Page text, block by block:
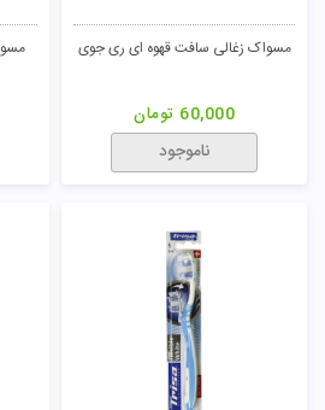
مسواک زغالی سافت قهوه ای ری جوی
60,000 تومان
ناموجود